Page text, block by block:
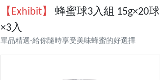
【Exhibit】
蜂蜜球3入組 15g×20球
×3入
單品精選-給你隨時享受美味蜂蜜的好選擇